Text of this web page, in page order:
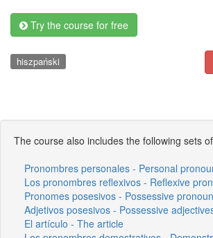
Try the course for free
hiszpański
The course also includes the following sets
Pronombres personales - Personal
Los pronombres reflexivos - Reflexive
Pronomes posesivos - Possessive
Adjetivos posesivos - Possessive
El artículo - The article